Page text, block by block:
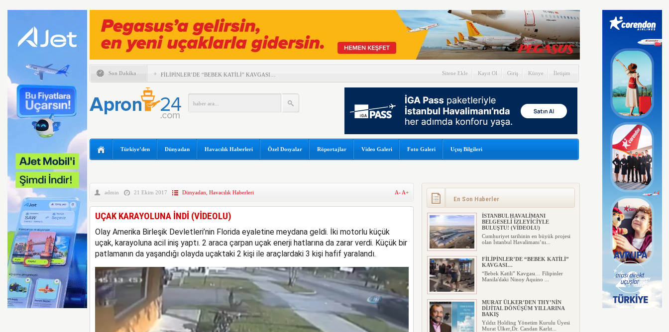
Son Dakika FİLİPİNLER’DE “BEBEK KATİLİ” KAVGASI…
YILLARINA BAKIŞ
UÇUŞU KAÇIRAN 2 YOLCU APRONDAN BİNMEK
İSTEDİ
SOKACAK
UÇAĞIN TAVANINDAN DAMLAYAN SUYA PEÇETELİ
SUNEXPRESS’TEN GÜNLÜK YOLCU REKORU!
IBERYA HAVAYOLLARI GÜNEŞ TUTULMASI İÇİN
ÖZEL UÇUŞ DÜZENLİYOR
TEKSAS’TA ÖZEL UÇAK DÜŞTÜ
Sitene Ekle Kayıt Ol Giriş Künye İletişim
Türkiye’den Dünyadan Havacılık Haberleri Özel Dosyalar Röportajlar Video Galeri Foto Galeri Uçuş Bilgileri
admin 21 Ekim 2017 Dünyadan Havacılık Haberleri A- A+
UÇAK KARAYOLUNA İNDİ (VİDEOLU)
Olay Amerika Birleşik Devletleri’nin Florida eyaletine meydana geldi. İki motorlu küçük
uçak, karayoluna acil iniş yaptı. 2 araca çarpan uçak enerji hatlarına da zarar verdi. Küçük bir
patlamanın da yaşandığı olayda uçaktaki 2 kişi ile araçlardaki 3 kişi hafif yaralandı.
Video
oynatıcı
En Son Haberler
İSTANBUL HAVALİMANI
BELGESELİ İZLEYİCİYLE
BULUŞTU! (VİDEOLU)
Cumhuriyet tarihinin en büyük projesi
olan İstanbul Havalimanı’nı...
FİLİPİNLER’DE “BEBEK KATİLİ”
KAVGASI…
“Bebek Katili” Kavgası… Filipinler
Manila'daki Ninoy Aquino ...
MURAT ÜLKER’DEN THY’NİN
DİJİTAL DÖNÜŞÜM YILLARINA
BAKIŞ
Yıldız Holding Yönetim Kurulu Üyesi
Murat Ülker,Dr. Candan Karlıt...